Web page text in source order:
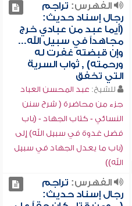
الفهرس: تراجم
رجال إسناد حديث:
(أيما عبد من عبادي خرج
مجاهداً في سبيل الله...
وإن قبضته غفرت له
ورحمته) , ثواب السرية
التي تخفق
للشيخ: عبد المحسن العباد
جزء من محاضرة ( شرح سنن
النسائي - كتاب الجهاد - (باب
فضل غدوة في سبيل الله) إلى
(باب ما يعدل الجهاد في سبيل
الله))
الفهرس: تراجم
رجال إسناد حديث: